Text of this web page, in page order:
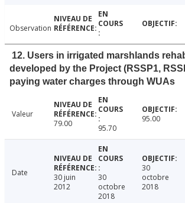
Observation
12. Users in irrigated marshlands
developed by the Project (RSSP1,
paying water charges through WUAs
Valeur
79.00
95.70
95.00
Date
30 juin
2012
30
octobre
2018
30
octobre
2018